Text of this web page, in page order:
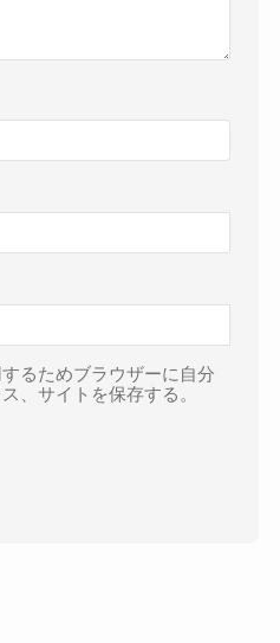
るためブラウザーに自分
、サイトを保存する。